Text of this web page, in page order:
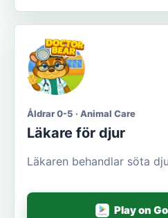
Åldrar 0-5 · Animal Care
Läkare för djur
Läkaren behandlar söta
Play on